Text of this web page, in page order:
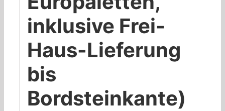
inklusive Frei-
Haus-Lieferung
bis
Bordsteinkante)